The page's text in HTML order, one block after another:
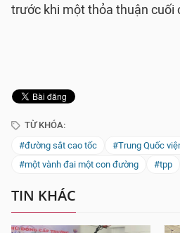
trước khi một thỏa thuận cuối
TỪ KHÓA:
#đường sắt cao tốc
#Trung Quốc
#một vành đai một con đường
#tpp
TIN KHÁC